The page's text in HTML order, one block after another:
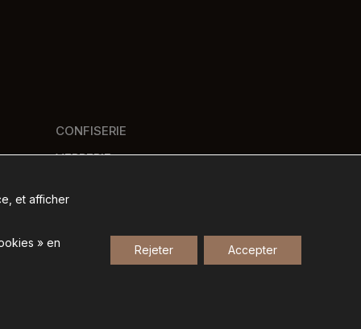
CONFISERIE
VERRERIE
et afficher
» en
Accepter
Rejeter